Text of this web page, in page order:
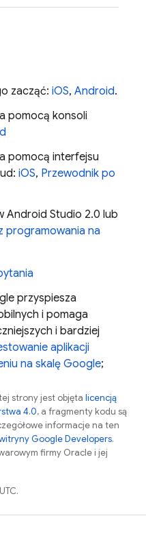
zacząć: iOS, Android.
pomocą konsoli
pomocą interfejsu
iOS, Przewodnik po
Android Studio 2.0 lub
programowania na
przyspiesza
i pomaga
i bardziej
aplikacji
na skalę Google;
strony jest objęta licencją
4.0, a fragmenty kodu są
informacje na ten
Google Developers.
firmy Oracle i jej